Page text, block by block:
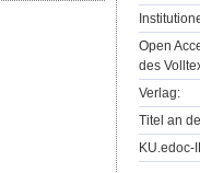
Open
des
Verlag:
Titel an
KU.edoc-